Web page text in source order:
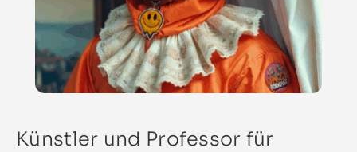
Künstler und Professor für